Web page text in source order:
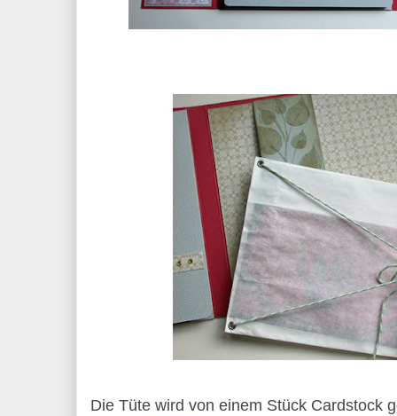
Die Tüte wird von einem Stück Cardstock